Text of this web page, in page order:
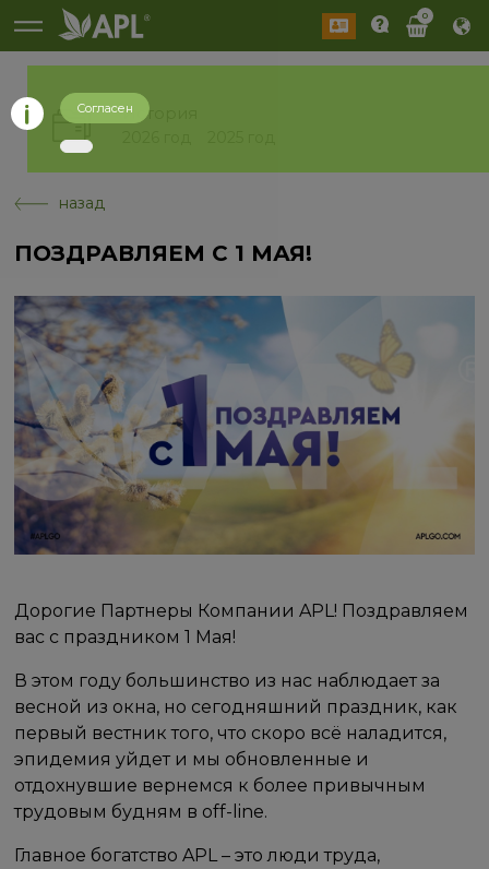
0
История
назад
ПОЗДРАВЛЯЕМ С 1 МАЯ!
Дорогие Партнеры Компании APL! Поздравляем
вас с праздником 1 Мая!
В этом году большинство из нас наблюдает за
весной из окна, но сегодняшний праздник, как
первый вестник того, что скоро всё наладится,
эпидемия уйдет и мы обновленные и
отдохнувшие вернемся к более привычным
трудовым будням в off-line.
Главное богатство APL – это люди труда,
Согласен